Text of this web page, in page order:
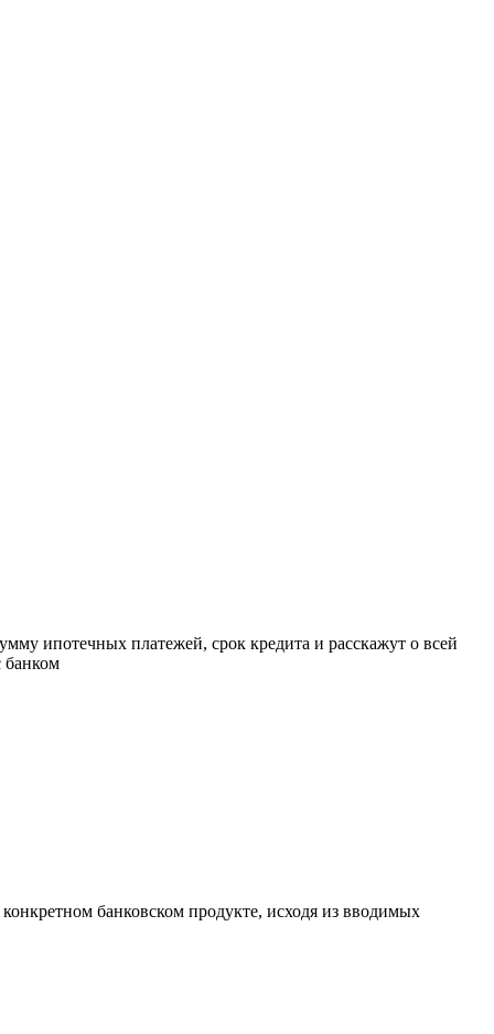
ипотечных платежей, срок кредита и расскажут о всей
банком
банковском продукте, исходя из вводимых